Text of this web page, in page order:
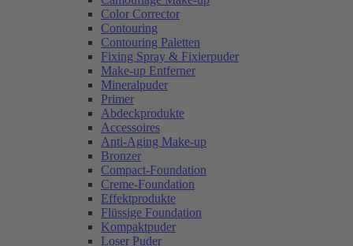
Color Corrector
Contouring
Contouring Paletten
Fixing Spray & Fixierpuder
Make-up Entferner
Mineralpuder
Primer
Abdeckprodukte
Accessoires
Anti-Aging Make-up
Bronzer
Compact-Foundation
Creme-Foundation
Effektprodukte
Flüssige Foundation
Kompaktpuder
Loser Puder